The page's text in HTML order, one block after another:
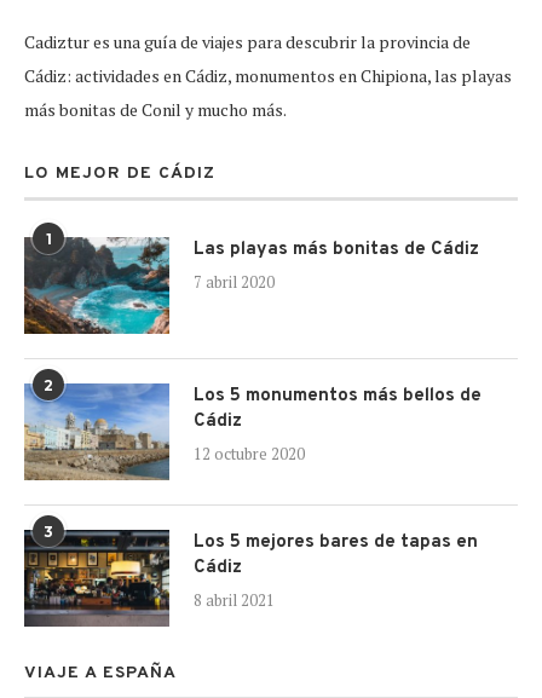
Cadiztur es una guía de viajes para descubrir la provincia de
Cádiz: actividades en Cádiz, monumentos en Chipiona, las playas
más bonitas de Conil y mucho más.
LO MEJOR DE CÁDIZ
1 Las playas más bonitas de Cádiz
7 abril 2020
2
Los 5 monumentos más bellos de
Cádiz
12 octubre 2020
3
Los 5 mejores bares de tapas en
Cádiz
8 abril 2021
VIAJE A ESPAÑA